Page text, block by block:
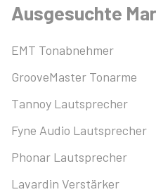
Ausgesuchte
EMT Tonabnehmer
GrooveMaster Tonarme
Tannoy Lautsprecher
Fyne Audio Lautsprecher
Phonar Lautsprecher
Lavardin Verstärker